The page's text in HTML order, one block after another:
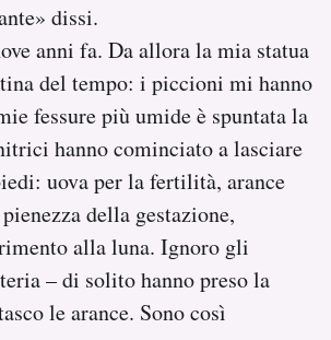
dissi.
anni fa. Da allora la mia statua
del tempo: i piccioni mi hanno
fessure più umide è spuntata la
hanno cominciato a lasciare
uova per la fertilità, arance
della gestazione,
alla luna. Ignoro gli
– di solito hanno preso la
le arance. Sono così